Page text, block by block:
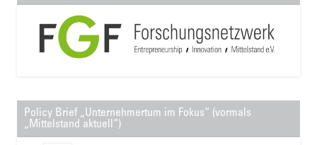
Policy Brief „Unternehmertum im Fokus“ (vormals
„Mittelstand aktuell“)